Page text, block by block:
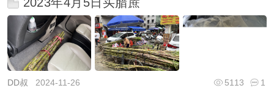
DD叔 2024-11-26 1
5113